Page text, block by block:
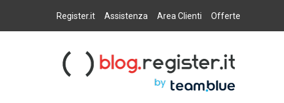
contenuto
Register.it Assistenza Area Clienti Offerte